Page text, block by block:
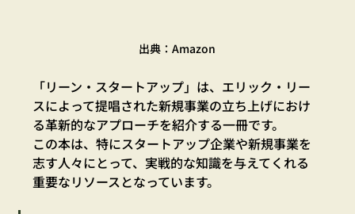
出典：Amazon
「リーン・スタートアップ」は、エリック・リー
スによって提唱された新規事業の立ち上げにおけ
る革新的なアプローチを紹介する一冊です。
この本は、特にスタートアップ企業や新規事業を
志す人々にとって、実戦的な知識を与えてくれる
重要なリソースとなっています。